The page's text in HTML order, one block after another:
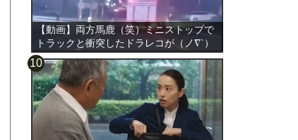
【動画】両方馬鹿（笑）ミニストップで
トラックと衝突したドラレコが（ノ∇`）